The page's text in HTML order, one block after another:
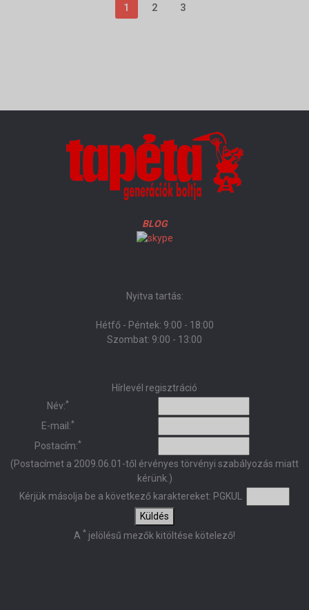
1 2 3
BLOG
Nyitva tartás:
Hétfő - Péntek: 9:00 - 18:00
Szombat: 9:00 - 13:00
Hírlevél regisztráció
Név:*
E-mail:*
Postacím:*
(Postacímet a 2009.06.01-től érvényes törvényi szabályozás miatt
kérünk.)
Kérjük másolja be a következő karaktereket: PGKUL
Küldés
A * jelölésű mezők kitöltése kötelező!